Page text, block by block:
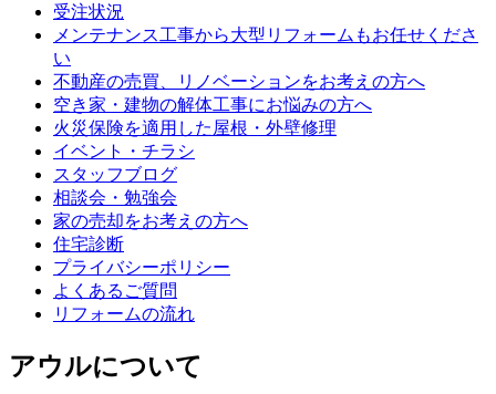
受注状況
メンテナンス工事から大型リフォームもお任せくださ
い
不動産の売買、リノベーションをお考えの方へ
空き家・建物の解体工事にお悩みの方へ
火災保険を適用した屋根・外壁修理
イベント・チラシ
スタッフブログ
相談会・勉強会
家の売却をお考えの方へ
住宅診断
プライバシーポリシー
よくあるご質問
リフォームの流れ
アウルについて